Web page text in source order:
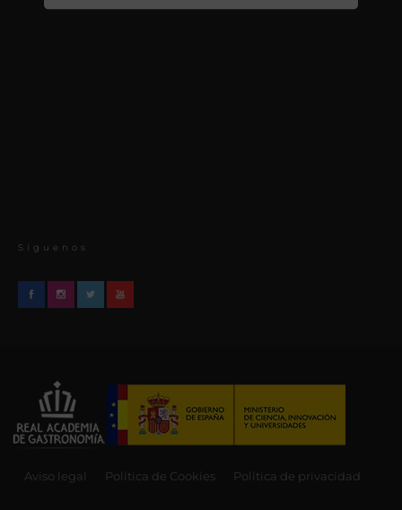
Síguenos
Aviso legal Política de Cookies Política de privacidad